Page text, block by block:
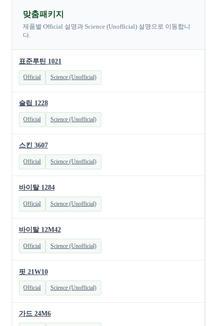
맞춤패키지
제품별 Official 설명과 Science (Unofficial) 설명으로 이동합니
다.
표준루틴 1021
Official Science (Unofficial)
슬립 1228
Official Science (Unofficial)
스킨 3607
Official Science (Unofficial)
바이탈 1284
Official Science (Unofficial)
바이탈 12M42
Official Science (Unofficial)
핏 21W10
Official Science (Unofficial)
가드 24M6